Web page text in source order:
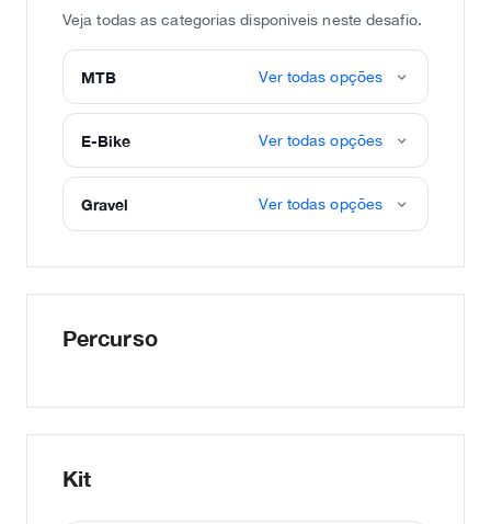
Veja todas as categorias disponiveis neste desafio.
MTB Ver todas opções
E-Bike Ver todas opções
Gravel Ver todas opções
Percurso
Kit